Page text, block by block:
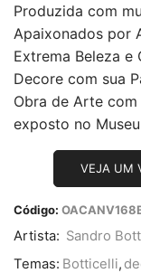
Produzida com
Apaixonados por
Extrema Beleza e
Decore com sua
Obra de Arte
exposto no
VEJA UM
Código:
Artista: Sandro
Temas: Botticelli,